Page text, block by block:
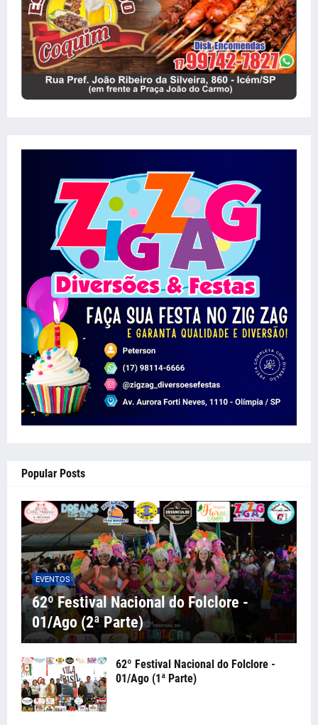
Popular Posts
EVENTOS
62º Festival Nacional do Folclore -
01/Ago (2ª Parte)
62º Festival Nacional do Folclore -
01/Ago (1ª Parte)